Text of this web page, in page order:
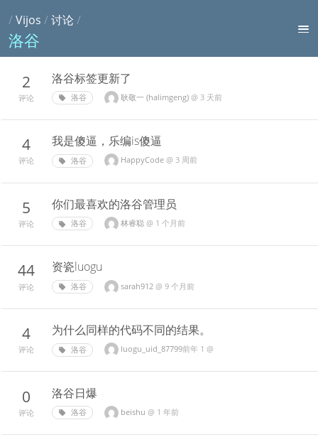
/Vijos /讨论 /
洛谷
2
评论
洛谷标签更新了
洛谷 耿敬一 (halimgeng) @ 3 天前
4
评论
我是傻逼，乐编is傻逼
洛谷 HappуCodе @ 3 周前
5
评论
你们最喜欢的洛谷管理员
洛谷 林睿聪 @ 1 个月前
44
评论
资瓷luogu
洛谷 sarah912 @ 9 个月前
4
评论
为什么同样的代码不同的结果。
洛谷 @
1 年前
0
评论
洛谷日爆
洛谷 beishu @ 1 年前